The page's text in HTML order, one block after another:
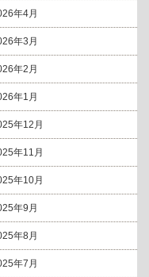
年4月
年3月
年2月
年1月
年12月
年11月
年10月
年9月
年8月
年7月